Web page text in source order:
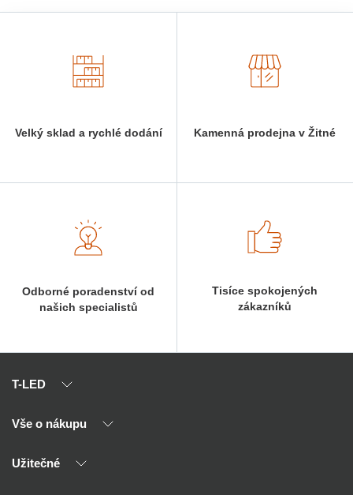
Velký sklad a rychlé dodání Kamenná prodejna v Žitné
Odborné poradenství od
našich specialistů
Tisíce spokojených
zákazníků
T-LED
O nás
Kontakty
Vše o nákupu
Výhody T-LED
Užitečné